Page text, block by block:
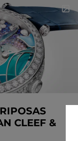
CLEEF &